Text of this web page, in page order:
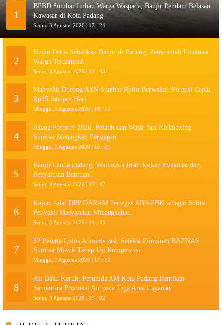
1
BPBD Sumbar Imbau Warga Waspada, Banjir Rendam Belasan
Kawasan di Kota Padang
Senin, 3 Agustus 2026 | 17 : 24
2
Hujan Deras Sebabkan Banjir di Padang, Pemerintah Evakuasi
Warga Terdampak
Senin, 3 Agustus 2026 | 17 : 43
3
Mahyeldi Dorong ASN Sumbar Rutin Berwakaf, Potensi Capai
Rp25 Juta per Hari
Minggu, 2 Agustus 2026 | 19 : 11
4
Jelang Porprov 2026, Pelatih dan Wasit-Juri Kickboxing
Sumbar Matangkan Persiapan
Minggu, 2 Agustus 2026 | 15 : 25
5
Banjir Landa Padang, Wali Kota Instruksikan Evakuasi dan
Penyaluran Bantuan
Senin, 3 Agustus 2026 | 17 : 47
6
Kajian Adat DPP DARAM Pertegas ABS-SBK sebagai Solusi
Penyakit Masyarakat Minangkabau
Senin, 3 Agustus 2026 | 11 : 43
7
52 Peserta Lolos Administrasi, Seleksi Pimpinan BAZNAS
Sumbar Masuk Tahap Uji Kompetensi
Minggu, 2 Agustus 2026 | 17 : 52
8
Air Baku Keruh, Perumda AM Kota Padang Hentikan
Sementara Produksi Air pada Tiga Area Layanan
Senin, 3 Agustus 2026 | 13 : 02